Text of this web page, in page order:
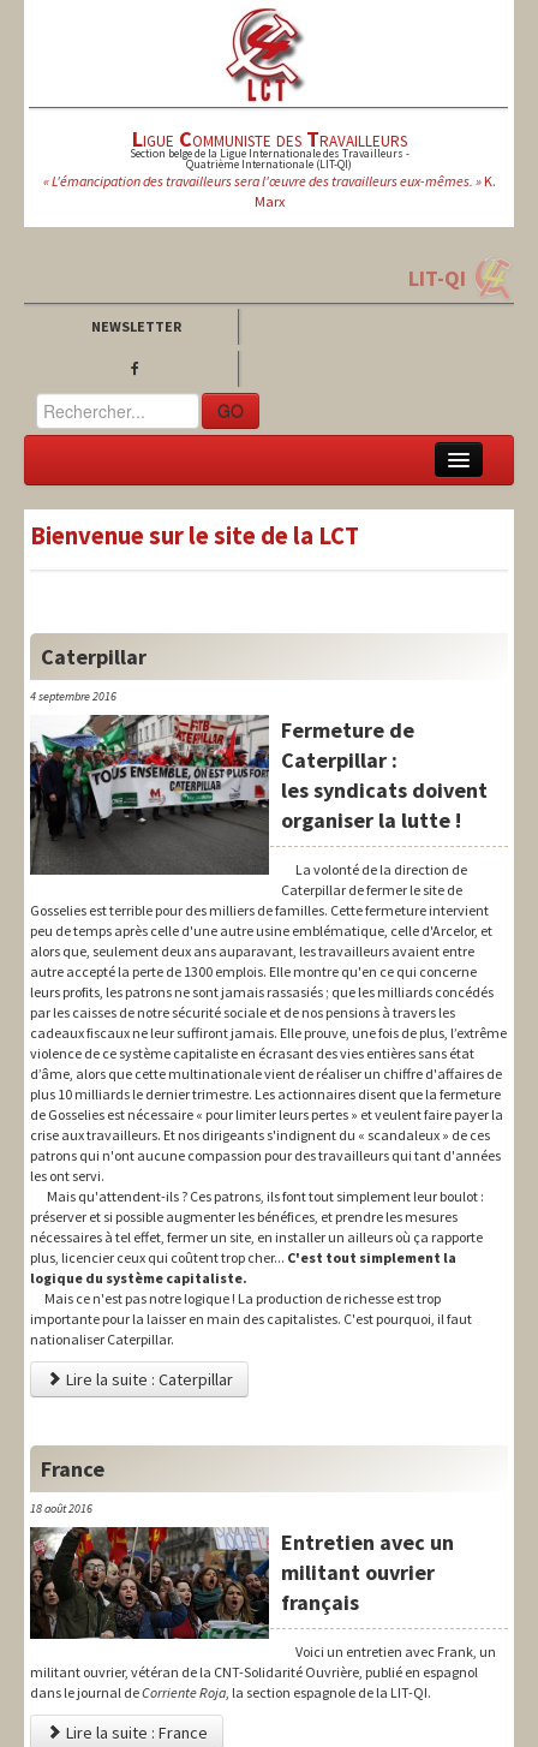
Ligue Communiste des Travailleurs
Section belge de la Ligue Internationale des Travailleurs -
Quatrième Internationale (LIT-QI)
« L'émancipation des travailleurs sera l'œuvre des travailleurs eux-mêmes. »K.
Marx
LIT-QI
NEWSLETTER
GO
LIT-QI
Europe
International
Syndical
Social
Bienvenue sur le site de la LCT
Caterpillar
4 septembre 2016
Fermeture de
Caterpillar :
les syndicats doivent
organiser la lutte !
La volonté de la direction de
Caterpillar de fermer le site de
Gosselies est terrible pour des milliers de familles. Cette fermeture intervient
peu de temps après celle d'une autre usine emblématique, celle d'Arcelor, et
alors que, seulement deux ans auparavant, les travailleurs avaient entre
autre accepté la perte de 1300 emplois. Elle montre qu'en ce qui concerne
leurs profits, les patrons ne sont jamais rassasiés ; que les milliards concédés
par les caisses de notre sécurité sociale et de nos pensions à travers les
cadeaux fiscaux ne leur suffiront jamais. Elle prouve, une fois de plus, l’extrême
violence de ce système capitaliste en écrasant des vies entières sans état
d’âme, alors que cette multinationale vient de réaliser un chiffre d'affaires de
plus 10 milliards le dernier trimestre. Les actionnaires disent que la fermeture
de Gosselies est nécessaire « pour limiter leurs pertes » et veulent faire payer la
crise aux travailleurs. Et nos dirigeants s'indignent du « scandaleux » de ces
patrons qui n'ont aucune compassion pour des travailleurs qui tant d'années
les ont servi.
Mais qu'attendent-ils ? Ces patrons, ils font tout simplement leur boulot :
préserver et si possible augmenter les bénéfices, et prendre les mesures
nécessaires à tel effet, fermer un site, en installer un ailleurs où ça rapporte
plus, licencier ceux qui coûtent trop cher... C'est tout simplement la
logique du système capitaliste.
Mais ce n'est pas notre logique ! La production de richesse est trop
importante pour la laisser en main des capitalistes. C'est pourquoi, il faut
nationaliser Caterpillar.
Lire la suite : Caterpillar
France
18 août 2016
Entretien avec un
militant ouvrier
français
Voici un entretien avec Frank, un
militant ouvrier, vétéran de la CNT-Solidarité Ouvrière, publié en espagnol
dans le journal deCorriente Roja, la section espagnole de la LIT-QI.
Lire la suite : France